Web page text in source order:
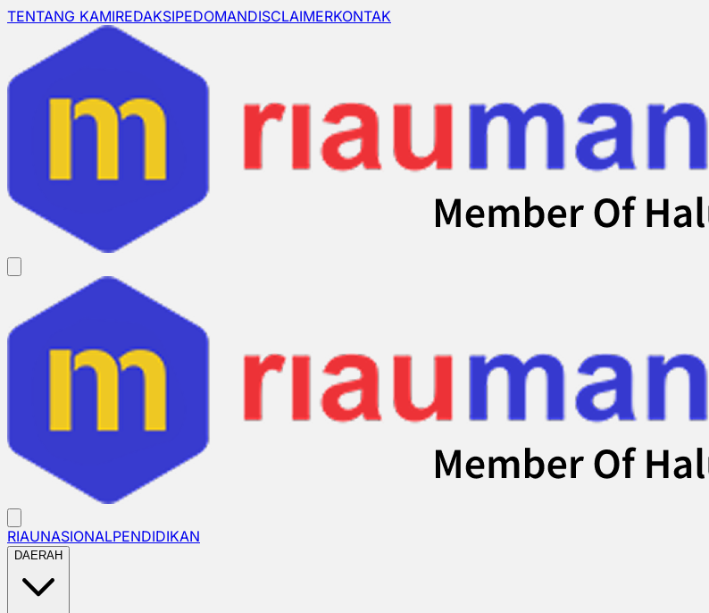
TENTANG KAMIREDAKSIPEDOMANDISCLAIMERKONTAK
RIAUNASIONALPENDIDIKAN
DAERAH